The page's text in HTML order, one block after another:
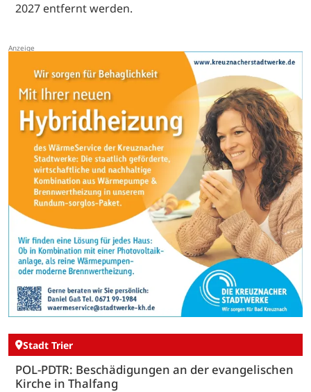
2027 entfernt werden.
Stadt Trier
POL-PDTR: Beschädigungen an der evangelischen
Kirche in Thalfang